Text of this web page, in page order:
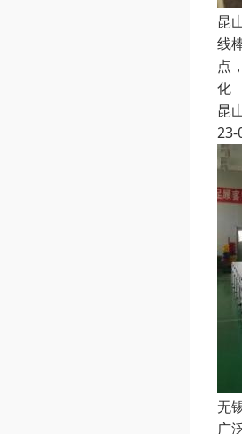
昆
线
点
化
昆
23-
无
广